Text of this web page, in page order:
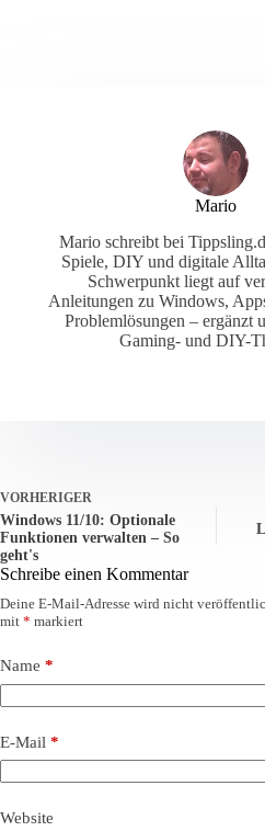
Mario
Mario schreibt bei
Spiele, DIY und digitale
Schwerpunkt liegt auf
Anleitungen zu Windows,
Problemlösungen – ergänzt
Gaming- und DIY-
VORHERIGER
Windows 11/10: Optionale
Funktionen verwalten – So
geht's
Schreibe einen Kommentar
Deine E-Mail-Adresse wird nicht
mit * markiert
Name *
E-Mail *
Website